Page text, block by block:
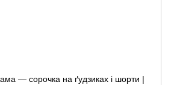
— сорочка на ґудзиках і шорти |